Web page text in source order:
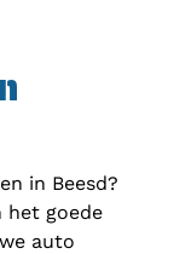
in Beesd?
het goede
auto